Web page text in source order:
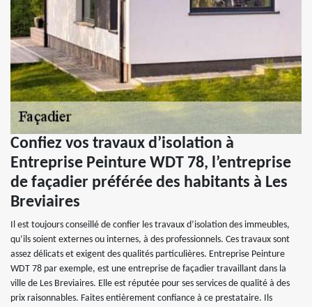
Confiez vos travaux d’isolation à
Entreprise Peinture WDT 78, l’entreprise
de façadier préférée des habitants à Les
Breviaires
Il est toujours conseillé de confier les travaux d’isolation des immeubles,
qu’ils soient externes ou internes, à des professionnels. Ces travaux sont
assez délicats et exigent des qualités particulières. Entreprise Peinture
WDT 78 par exemple, est une entreprise de façadier travaillant dans la
ville de Les Breviaires. Elle est réputée pour ses services de qualité à des
prix raisonnables. Faites entièrement confiance à ce prestataire. Ils